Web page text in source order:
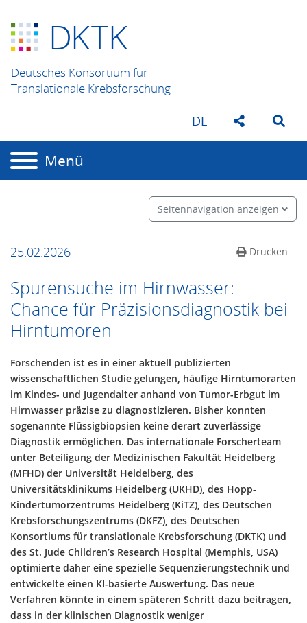
DKTK
Deutsches Konsortium für
Translationale Krebsforschung
DE
Menü
Seitennavigation anzeigen
25.02.2026 Drucken
Spurensuche im Hirnwasser:
Chance für Präzisionsdiagnostik bei
Hirntumoren
Forschenden ist es in einer aktuell publizierten
wissenschaftlichen Studie gelungen, häufige Hirntumorarten
im Kindes- und Jugendalter anhand von Tumor-Erbgut im
Hirnwasser präzise zu diagnostizieren. Bisher konnten
sogenannte Flüssigbiopsien keine derart zuverlässige
Diagnostik ermöglichen. Das internationale Forscherteam
unter Beteiligung der Medizinischen Fakultät Heidelberg
(MFHD) der Universität Heidelberg, des
Universitätsklinikums Heidelberg (UKHD), des Hopp-
Kindertumorzentrums Heidelberg (KiTZ), des Deutschen
Krebsforschungszentrums (DKFZ), des Deutschen
Konsortiums für translationale Krebsforschung (DKTK) und
des St. Jude Children’s Research Hospital (Memphis, USA)
optimierte daher eine spezielle Sequenzierungstechnik und
entwickelte einen KI-basierte Auswertung. Das neue
Verfahren könnte in einem späteren Schritt dazu beitragen,
dass in der klinischen Diagnostik weniger